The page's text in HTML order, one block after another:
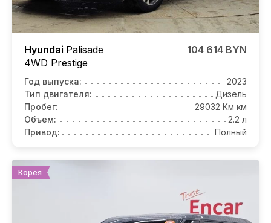
Hyundai Palisade
4WD Prestige
104 614 BYN
Год выпуска:
2023
Тип двигателя:
Дизель
Пробег:
29032 Км км
Объем:
2.2 л
Привод:
Полный
Корея